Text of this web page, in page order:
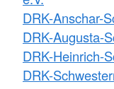
DRK-Anschar-
DRK-Augusta-
DRK-Heinrich-
DRK-